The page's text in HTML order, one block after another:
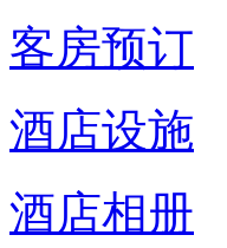
客房预订
酒店设施
酒店相册